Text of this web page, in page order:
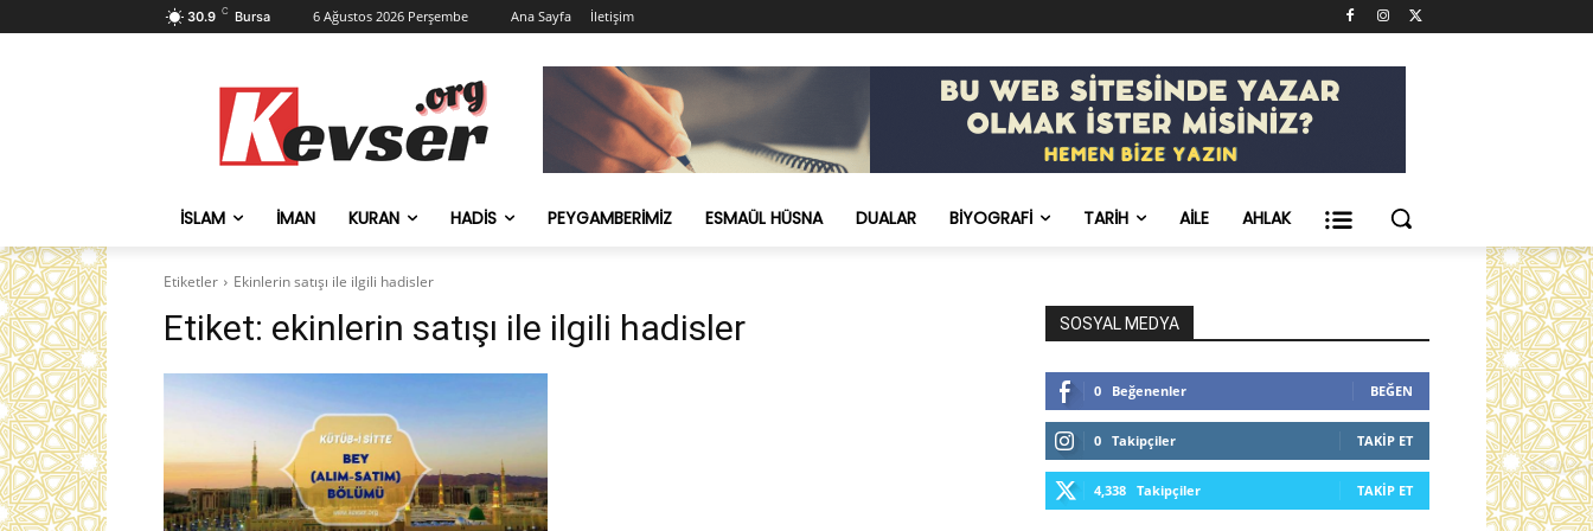
30.9 C Bursa 6 Ağustos 2026 Perşembe Ana Sayfa İletişim
İSLAM İMAN KURAN HADIS PEYGAMBERIMIZ ESMAÜL HÜSNA DUALAR BIYOGRAFI TARIH AILE AHLAK
Etiketler Ekinlerin satışı ile ilgili hadisler
Etiket: ekinlerin satışı ile ilgili hadisler SOSYAL MEDYA
0 Beğenenler BEĞEN
0 Takipçiler TAKIP ET
4,338 Takipçiler TAKIP ET